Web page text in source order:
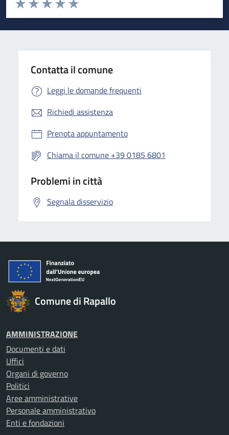
Valuta 5 stelle su 5
Valuta 4 stelle su 5
Valuta 3 stelle su 5
Valuta 2 stelle su 5
Valuta 1 stelle su 5
Contatta il comune
Leggi le domande frequenti
Richiedi assistenza
Prenota appuntamento
Chiama il comune +39 0185 6801
Problemi in città
Segnala disservizio
Comune di Rapallo
AMMINISTRAZIONE
Documenti e dati
Uffici
Organi di governo
Politici
Aree amministrative
Personale amministrativo
Enti e fondazioni